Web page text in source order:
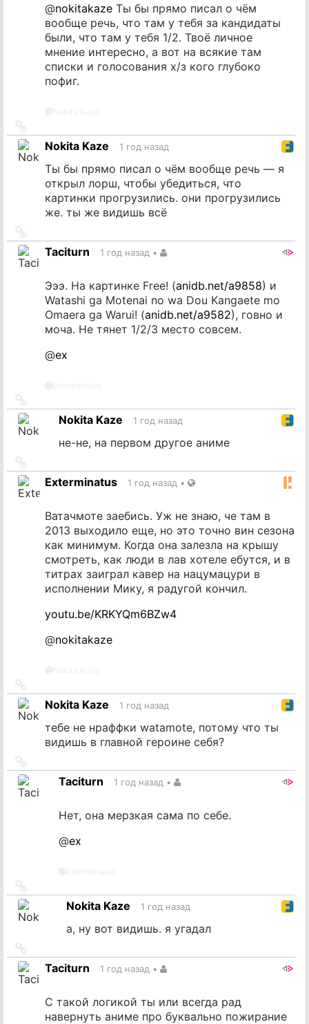
@nokitakaze Ты бы прямо писал о чём
вообще речь, что там у тебя за кандидаты
были, что там у тебя 1/2. Твоё личное
мнение интересно, а вот на всякие там
списки и голосования х/з кого глубоко
пофиг.
@
на
источник
Nokita Kaze 1 год назад
Ты бы прямо писал о чём вообще речь — я
открыл лорш, чтобы убедиться, что
картинки прогрузились. они прогрузились
же. ты же видишь всё
на
источник
Taciturn 1 год назад •
Эээ. На картинке Free! (anidb.net/a9858) и
Watashi ga Motenai no wa Dou Kangaete mo
Omaera ga Warui! (anidb.net/a9582), говно и
моча. Не тянет 1/2/3 место совсем.
@ex
@
на
источникNokita Kaze 1 год назад
не-не, на первом другое аниме
на
источник
Exterminatus 1 год назад •
Ватачмоте заебись. Уж не знаю, че там в
2013 выходило еще, но это точно вин сезона
как минимум. Когда она залезла на крышу
смотреть, как люди в лав хотеле ебутся, и в
титрах заиграл кавер на нацумацури в
исполнении Мику, я радугой кончил.
youtu.be/KRKYQm6BZw4
@nokitakaze
@
на
источник
Nokita Kaze 1 год назад
тебе не нраффки watamote, потому что ты
видишь в главной героине себя?
на
источникTaciturn 1 год назад •
Нет, она мерзкая сама по себе.
@ex
@
на
источникNokita Kaze 1 год назад
а, ну вот видишь. я угадал
на
источник
Taciturn 1 год назад •
С такой логикой ты или всегда рад
навернуть аниме про буквально пожирание